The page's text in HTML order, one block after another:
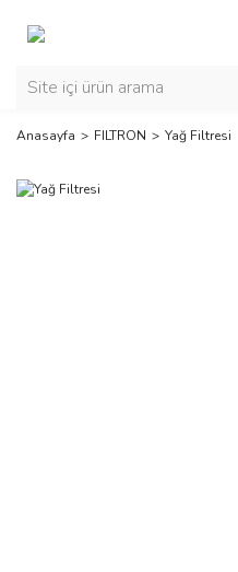
Anasayfa FILTRON Yağ Filtresi